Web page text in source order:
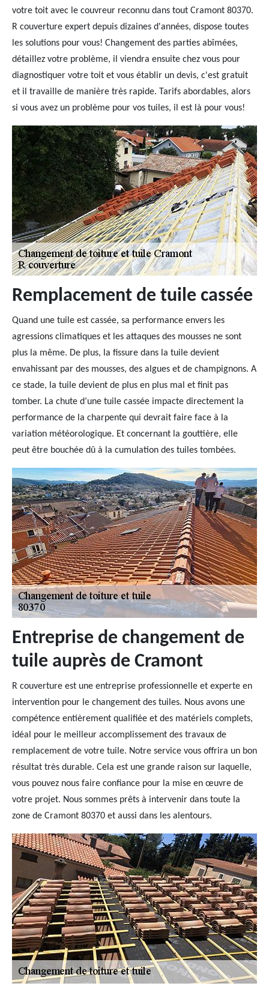
votre toit avec le couvreur reconnu dans tout Cramont 80370.
R couverture expert depuis dizaines d'années, dispose toutes
les solutions pour vous! Changement des parties abîmées,
détaillez votre problème, il viendra ensuite chez vous pour
diagnostiquer votre toit et vous établir un devis, c'est gratuit
et il travaille de manière très rapide. Tarifs abordables, alors
si vous avez un problème pour vos tuiles, il est là pour vous!
Remplacement de tuile cassée
Quand une tuile est cassée, sa performance envers les
agressions climatiques et les attaques des mousses ne sont
plus la même. De plus, la fissure dans la tuile devient
envahissant par des mousses, des algues et de champignons. A
ce stade, la tuile devient de plus en plus mal et finit pas
tomber. La chute d’une tuile cassée impacte directement la
performance de la charpente qui devrait faire face à la
variation météorologique. Et concernant la gouttière, elle
peut être bouchée dû à la cumulation des tuiles tombées.
Entreprise de changement de
tuile auprès de Cramont
R couverture est une entreprise professionnelle et experte en
intervention pour le changement des tuiles. Nous avons une
compétence entièrement qualifiée et des matériels complets,
idéal pour le meilleur accomplissement des travaux de
remplacement de votre tuile. Notre service vous offrira un bon
résultat très durable. Cela est une grande raison sur laquelle,
vous pouvez nous faire confiance pour la mise en œuvre de
votre projet. Nous sommes prêts à intervenir dans toute la
zone de Cramont 80370 et aussi dans les alentours.